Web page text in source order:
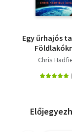
Egy űrhajós
Chris